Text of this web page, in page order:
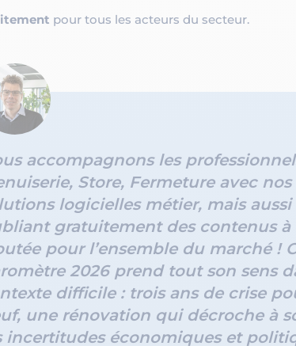
pour tous les acteurs du secteur.
accompagnons les
Store, Fermeture avec nos
logicielles métier, mais aussi
gratuitement des contenus à
pour l’ensemble du marché !
2026 prend tout son sens
difficile : trois ans de crise
une rénovation qui décroche à
incertitudes économiques et